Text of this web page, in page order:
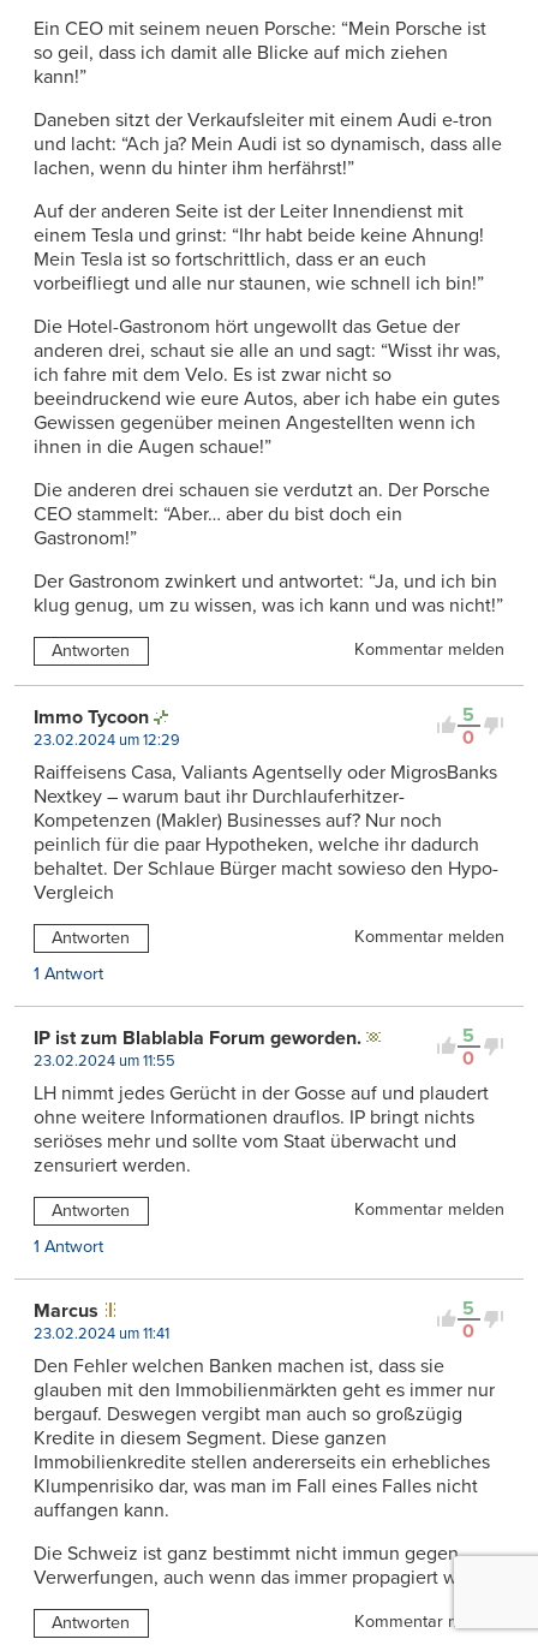
Ein CEO mit seinem neuen Porsche: “Mein Porsche ist
so geil, dass ich damit alle Blicke auf mich ziehen
kann!”
Daneben sitzt der Verkaufsleiter mit einem Audi e-tron
und lacht: “Ach ja? Mein Audi ist so dynamisch, dass alle
lachen, wenn du hinter ihm herfährst!”
Auf der anderen Seite ist der Leiter Innendienst mit
einem Tesla und grinst: “Ihr habt beide keine Ahnung!
Mein Tesla ist so fortschrittlich, dass er an euch
vorbeifliegt und alle nur staunen, wie schnell ich bin!”
Die Hotel-Gastronom hört ungewollt das Getue der
anderen drei, schaut sie alle an und sagt: “Wisst ihr was,
ich fahre mit dem Velo. Es ist zwar nicht so
beeindruckend wie eure Autos, aber ich habe ein gutes
Gewissen gegenüber meinen Angestellten wenn ich
ihnen in die Augen schaue!”
Die anderen drei schauen sie verdutzt an. Der Porsche
CEO stammelt: “Aber… aber du bist doch ein
Gastronom!”
Der Gastronom zwinkert und antwortet: “Ja, und ich bin
klug genug, um zu wissen, was ich kann und was nicht!”
Antworten Kommentar melden
5
0
Immo Tycoon
23.02.2024 um 12:29
Raiffeisens Casa, Valiants Agentselly oder MigrosBanks
Nextkey – warum baut ihr Durchlauferhitzer-
Kompetenzen (Makler) Businesses auf? Nur noch
peinlich für die paar Hypotheken, welche ihr dadurch
behaltet. Der Schlaue Bürger macht sowieso den Hypo-
Vergleich
Antworten
Kommentar melden
1 Antwort
5
0
IP ist zum Blablabla Forum geworden.
23.02.2024 um 11:55
LH nimmt jedes Gerücht in der Gosse auf und plaudert
ohne weitere Informationen drauflos. IP bringt nichts
seriöses mehr und sollte vom Staat überwacht und
zensuriert werden.
Antworten
Kommentar melden
1 Antwort
5
0
Marcus
23.02.2024 um 11:41
Den Fehler welchen Banken machen ist, dass sie
glauben mit den Immobilienmärkten geht es immer nur
bergauf. Deswegen vergibt man auch so großzügig
Kredite in diesem Segment. Diese ganzen
Immobilienkredite stellen andererseits ein erhebliches
Klumpenrisiko dar, was man im Fall eines Falles nicht
auffangen kann.
Die Schweiz ist ganz bestimmt nicht immun gegen
Verwerfungen, auch wenn das immer propagiert wird.
Antworten Kommentar melden